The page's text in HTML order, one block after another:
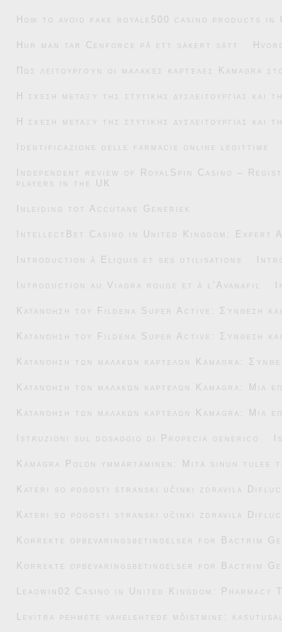
How to avoid fake royale500 casino products in
Hur man tar Cenforce på ett säkert sätt
Πώς λειτουργούν οι μαλακές καρτέλες Kamagra
Η σχέση μεταξύ της στυτικής δυσλειτουργίας και
Η σχέση μεταξύ της στυτικής δυσλειτουργίας και
Identificazione delle farmacie online legittime
Independent review of RoyalSpin Casino –
players in the UK
Inleiding tot Accutane Generiek
IntellectBet Casino in United Kingdom: Expert
Introduction à Eliquis et ses utilisations
Introduction au Viagra rouge et à l’Avanafil
Κατανόηση του Fildena Super Active: Σύνθεση και
Κατανόηση του Fildena Super Active: Σύνθεση και
Κατανόηση των μαλακών καρτελών Kamagra:
Κατανόηση των μαλακών καρτελών Kamagra: Μια
Κατανόηση των μαλακών καρτελών Kamagra: Μια
Istruzioni sul dosaggio di Propecia generico
Kamagra Polon ymmärtäminen: Mitä sinun tulee
Kateri so pogosti stranski učinki zdravila
Kateri so pogosti stranski učinki zdravila
Korrekte opbevaringsbetingelser for Bactrim
Korrekte opbevaringsbetingelser for Bactrim
Leaowin02 Casino in United Kingdom: Pharmacy
Levitra pehmete vahelehtede mõistmine: